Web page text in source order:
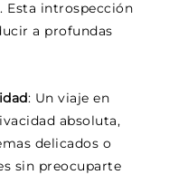
Esta introspección
a profundas
: Un viaje en
absoluta,
delicados o
sin preocuparte